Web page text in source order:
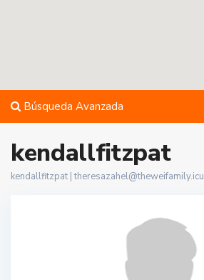
Búsqueda Avanzada
kendallfitzpat
kendallfitzpat |theresazahel@theweifamily.icu